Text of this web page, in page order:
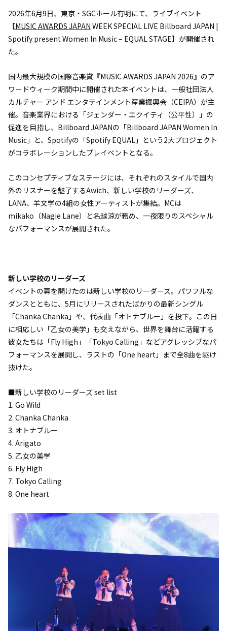
2026年6月9日、東京・SGCホール有明にて、ライブイベント
【MUSIC AWARDS JAPAN WEEK SPECIAL LIVE Billboard JAPAN |
Spotify present Women In Music – EQUAL STAGE】が開催され
た。
国内最大規模の国際音楽賞『MUSIC AWARDS JAPAN 2026』のア
ワードウィーク期間中に開催された本イベントは、一般社団法人
カルチャー アンド エンタテインメント産業振興会（CEIPA）が主
催。音楽業界における「ジェンダー・エクイティ（公平性）」の
促進を目指し、Billboard JAPANの「Billboard JAPAN Women In
Music」と、Spotifyの「Spotify EQUAL」という2大プロジェクト
がコラボレーションしたプレイベントとなる。
このコンセプティブなステージには、それぞれのスタイルで国内
外のリスナーを魅了するAwich、新しい学校のリーダーズ、
LANA、羊文学の4組の女性アーティストが集結。MCは
mikako（Nagie Lane）と名越涼が務め、一夜限りのスペシャル
なパフォーマンスが展開された。
新しい学校のリーダーズ
イベントの幕を開けたのは新しい学校のリーダーズ。パワフルな
ダンスとともに、5月にリリースされたばかりの最新シングル
「Chanka Chanka」や、代表曲「オトナブルー」を投下。この日
に相応しい「乙女の美学」も交えながら、世界を舞台に活躍する
彼女たちは「Fly High」「Tokyo Calling」などアグレッシブなパ
フォーマンスを展開し、ラストの「One heart」まで全8曲を駆け
抜けた。
■新しい学校のリーダーズ set list
1. Go Wild
2. Chanka Chanka
3. オトナブルー
4. Arigato
5. 乙女の美学
6. Fly High
7. Tokyo Calling
8. One heart